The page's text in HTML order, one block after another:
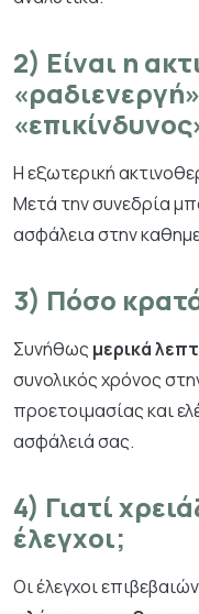
2) Είναι η
Η εξωτερική
Μετά την συνεδρία
ασφάλεια στην
3) Πόσο
Συνήθως μερικά
συνολικός χρόνος
προετοιμασίας και
ασφάλειά σας.
4) Γιατί
έλεγχοι;
Οι έλεγχοι